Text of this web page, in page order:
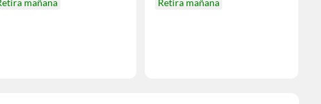
mañana
Retira mañana